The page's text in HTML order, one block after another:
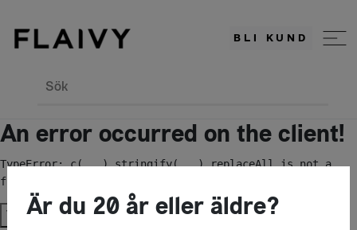
BLI KUND
Sök
An error occurred on the client!
TypeError: c(...).stringify(...).replaceAll is not a
function
Try againÄr du 20 år eller äldre?